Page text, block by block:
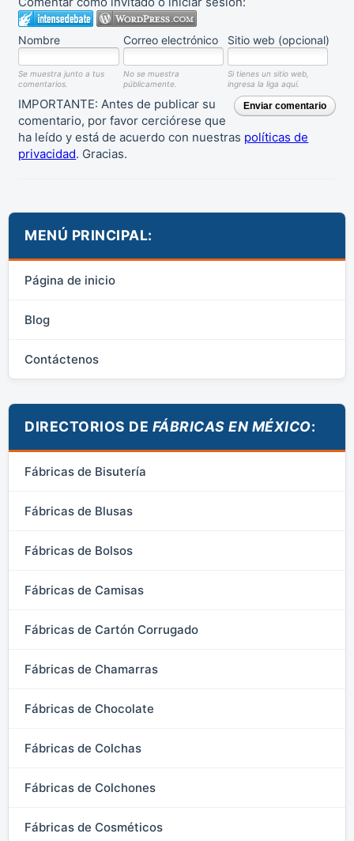
Nombre Correo electrónico Sitio web (opcional)
Se muestra junto a tus
comentarios.
No se muestra
públicamente.
Si tienes un sitio web,
ingresa la liga aquí.
Enviar comentario
IMPORTANTE: Antes de publicar su
comentario, por favor cerciórese que
ha leído y está de acuerdo con nuestras políticas de
privacidad. Gracias.
MENÚ PRINCIPAL:
Página de inicio
Blog
Contáctenos
DIRECTORIOS DE FÁBRICAS EN MÉXICO:
Fábricas de Bisutería
Fábricas de Blusas
Fábricas de Bolsos
Fábricas de Camisas
Fábricas de Cartón Corrugado
Fábricas de Chamarras
Fábricas de Chocolate
Fábricas de Colchas
Fábricas de Colchones
Fábricas de Cosméticos